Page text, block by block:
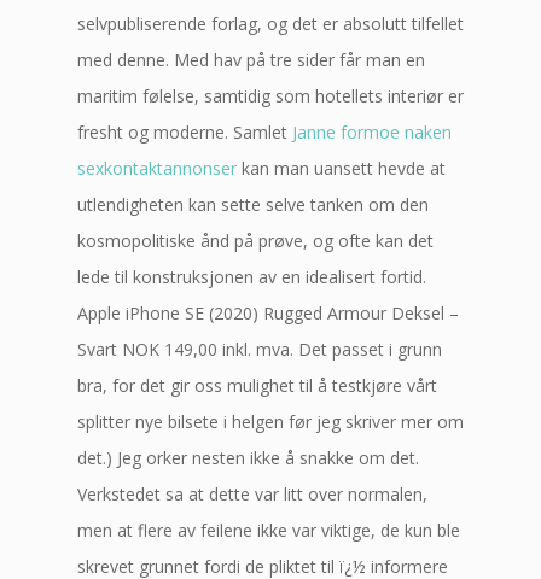
selvpubliserende forlag, og det er absolutt tilfellet
med denne. Med hav på tre sider får man en
maritim følelse, samtidig som hotellets interiør er
fresht og moderne. Samlet Janne formoe naken
sexkontaktannonser kan man uansett hevde at
utlendigheten kan sette selve tanken om den
kosmopolitiske ånd på prøve, og ofte kan det
lede til konstruksjonen av en idealisert fortid.
Apple iPhone SE (2020) Rugged Armour Deksel –
Svart NOK 149,00 inkl. mva. Det passet i grunn
bra, for det gir oss mulighet til å testkjøre vårt
splitter nye bilsete i helgen før jeg skriver mer om
det.) Jeg orker nesten ikke å snakke om det.
Verkstedet sa at dette var litt over normalen,
men at flere av feilene ikke var viktige, de kun ble
skrevet grunnet fordi de pliktet til ï¿½ informere